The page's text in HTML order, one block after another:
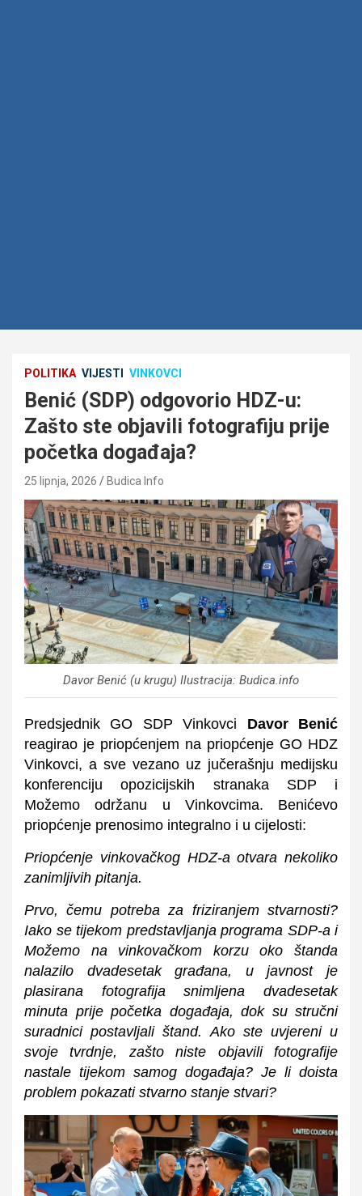
POLITIKA VIJESTI VINKOVCI
Benić (SDP) odgovorio HDZ-u:
Zašto ste objavili fotografiju prije
početka događaja?
25 lipnja, 2026 Budica Info
Davor Benić (u krugu) Ilustracija: Budica.info
Predsjednik GO SDP Vinkovci Davor Benić
reagirao je priopćenjem na priopćenje GO HDZ
Vinkovci, a sve vezano uz jučerašnju medijsku
konferenciju opozicijskih stranaka SDP i
Možemo održanu u Vinkovcima. Benićevo
priopćenje prenosimo integralno i u cijelosti:
Priopćenje vinkovačkog HDZ-a otvara nekoliko
zanimljivih pitanja.
Prvo, čemu potreba za friziranjem stvarnosti?
Iako se tijekom predstavljanja programa SDP-a i
Možemo na vinkovačkom korzu oko štanda
nalazilo dvadesetak građana, u javnost je
plasirana fotografija snimljena dvadesetak
minuta prije početka događaja, dok su stručni
suradnici postavljali štand. Ako ste uvjereni u
svoje tvrdnje, zašto niste objavili fotografije
nastale tijekom samog događaja? Je li doista
problem pokazati stvarno stanje stvari?